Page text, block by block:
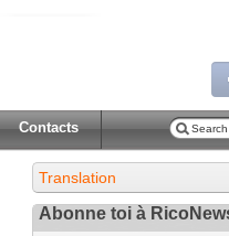
Contacts
Translation
Abonne toi à